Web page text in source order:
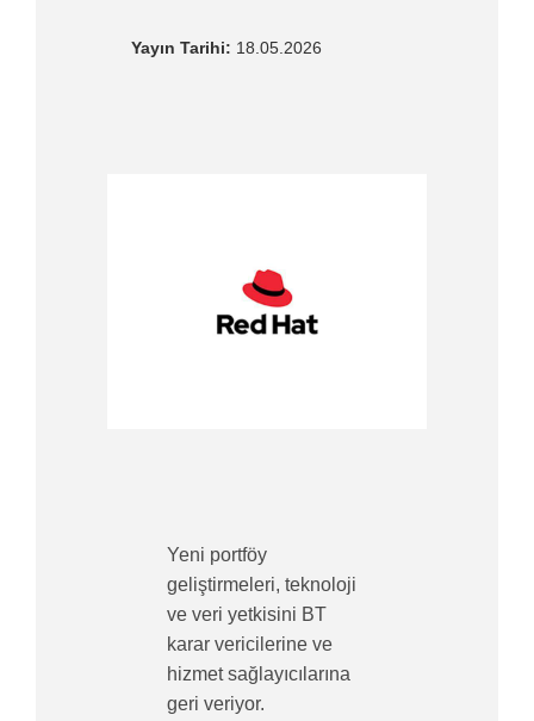
Yayın Tarihi: 18.05.2026
Yeni portföy
geliştirmeleri, teknoloji
ve veri yetkisini BT
karar vericilerine ve
hizmet sağlayıcılarına
geri veriyor.